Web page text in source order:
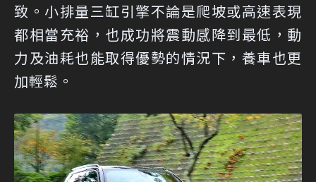
致。小排量三缸引擎不論是爬坡或高速表現
都相當充裕，也成功將震動感降到最低，動
力及油耗也能取得優勢的情況下，養車也更
加輕鬆。